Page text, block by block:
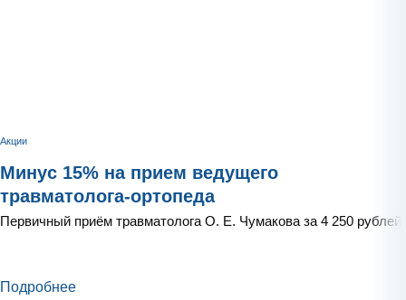
Акции
Минус 15% на прием ведущего
травматолога-ортопеда
Первичный приём травматолога О. Е. Чумакова за 4 250 рублей
Подробнее